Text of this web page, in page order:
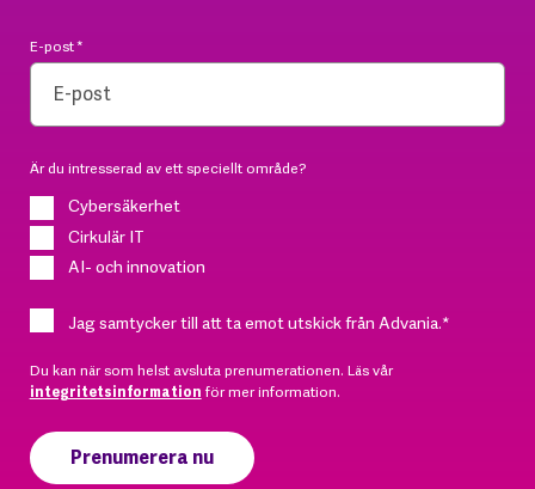
E-post*
Är du intresserad av ett speciellt område?
Cybersäkerhet
Cirkulär IT
AI- och innovation
Jag samtycker till att ta emot utskick från Advania.*
Du kan när som helst avsluta prenumerationen. Läs vår
integritetsinformation för mer information.